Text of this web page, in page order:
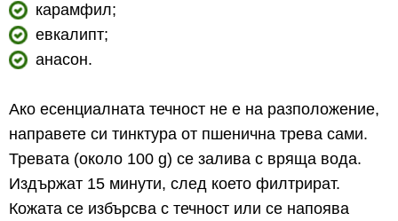
карамфил;
евкалипт;
анасон.
Ако есенциалната течност не е на разположение,
направете си тинктура от пшенична трева сами.
Тревата (около 100 g) се залива с вряща вода.
Издържат 15 минути, след което филтрират.
Кожата се избърсва с течност или се напоява